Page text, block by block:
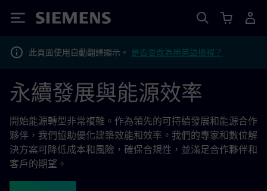
Siemens
此頁面使用自動翻譯顯示。 是否要改為用英語檢視？
永續發展與能源效率
開始能源轉型非常複雜。作為領先的可持續發展和能源合作
夥伴，我們協助優化建築效能和效率。我們的專家和數位解
決方案可降低成本和風險，確保合規性，並滿足合作夥伴和
客戶的期望。